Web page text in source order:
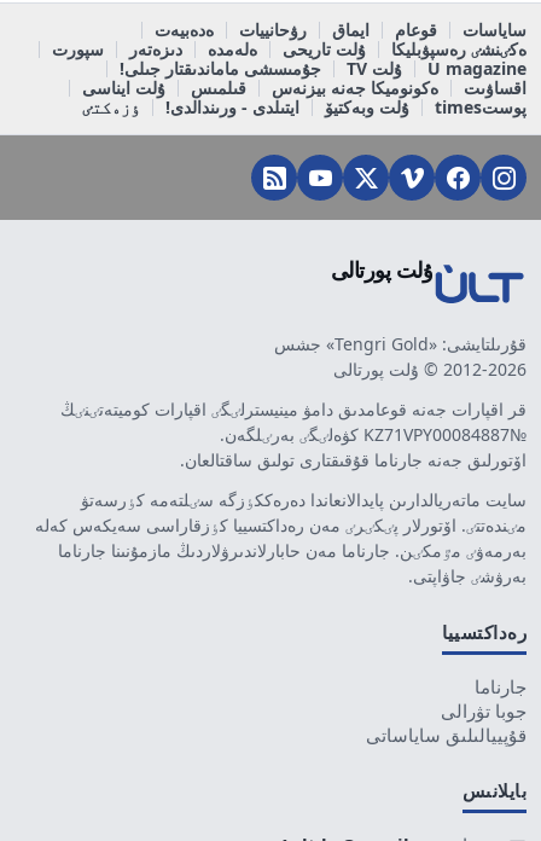
ساياسات قوعام ايماق رۋحانييات
ەدەبيەت
ەكٸنشٸ رەسپۋبليكا
ۇلت تاريحى ەلەمدە دىزەتەر
سپورت
U magazine
ۇلت TV
جۇمىسشى ماماندىقتار جىلى!
اقساۋىت
ەكونوميكا جەنە بيزنەس قىلمىس
ۇلت ايناسى
پوستtimes
ۇلت وبەكتيۆ ايتىلدى - ورىندالدى! ٶزەكتٸ
ۇلت پورتالى
قۇرىلتايشى: «Tengri Gold» جشس
2012-2026 © ۇلت پورتالى
قر اقپارات جەنە قوعامدىق دامۋ مينيسترلٸگٸ اقپارات كوميتەتٸنٸڭ
№KZ71VPY00084887 كۋەلٸگٸ بەرٸلگەن.
اۆتورلىق جەنە جارناما قۇقىقتارى تولىق ساقتالعان.
سايت ماتەريالدارىن پايدالانعاندا دەرەككٶزگە سٸلتەمە كٶرسەتۋ
مٸندەتتٸ. اۆتورلار پٸكٸرٸ مەن رەداكتسييا كٶزقاراسى سەيكەس كەلە
بەرمەۋٸ مٷمكٸن. جارناما مەن حابارلاندىرۋلاردىڭ مازمۇنىنا جارناما
بەرۋشٸ جاۋاپتى.
رەداكتسييا
جارناما
جوبا تۋرالى
قۇپييالىلىق ساياساتى
بايلانىس